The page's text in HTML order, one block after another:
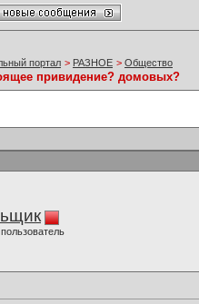
портал > РАЗНОЕ > Общество
привидение? домовых?